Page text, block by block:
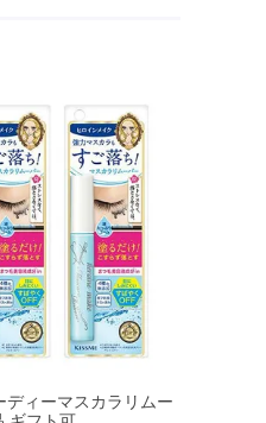
ィーマスカラリムー